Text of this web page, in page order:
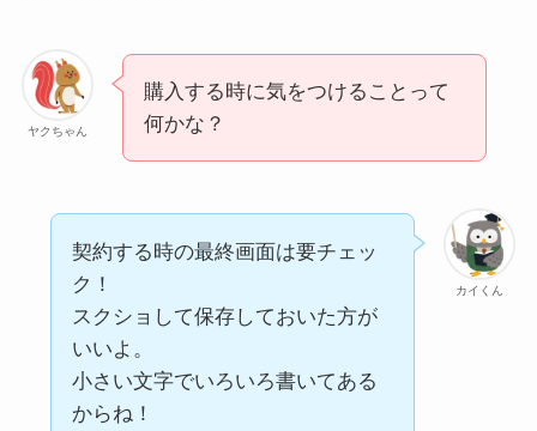
ヤクちゃん
購入する時に気をつけることって
何かな？
カイくん
契約する時の最終画面は要チェッ
ク！
スクショして保存しておいた方が
いいよ。
小さい文字でいろいろ書いてある
からね！